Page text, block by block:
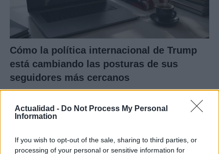
Actualidad - Do Not Process My Personal
Information
If you wish to opt-out of the sale, sharing to third parties, or
processing of your personal or sensitive information for
Cómo la política internacional de Trump
está cambiando las posturas de sus
seguidores más cercanos